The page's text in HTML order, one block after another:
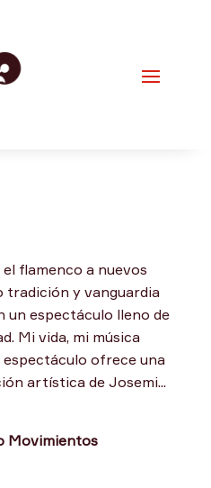
flamenco a nuevos
tradición y vanguardia
un espectáculo lleno de
Mi vida, mi música
ofrece una
artística de Josemi...
Movimientos